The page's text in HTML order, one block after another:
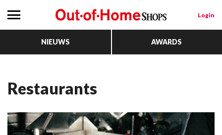
Login
NIEUWS AWARDS
restaurants